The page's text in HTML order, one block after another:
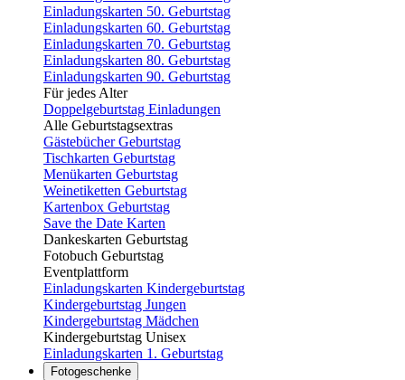
Einladungskarten 50. Geburtstag
Einladungskarten 60. Geburtstag
Einladungskarten 70. Geburtstag
Einladungskarten 80. Geburtstag
Einladungskarten 90. Geburtstag
Für jedes Alter
Doppelgeburtstag Einladungen
Alle Geburtstagsextras
Gästebücher Geburtstag
Tischkarten Geburtstag
Menükarten Geburtstag
Weinetiketten Geburtstag
Kartenbox Geburtstag
Save the Date Karten
Dankeskarten Geburtstag
Fotobuch Geburtstag
Eventplattform
Einladungskarten Kindergeburtstag
Kindergeburtstag Jungen
Kindergeburtstag Mädchen
Kindergeburtstag Unisex
Einladungskarten 1. Geburtstag
Fotogeschenke